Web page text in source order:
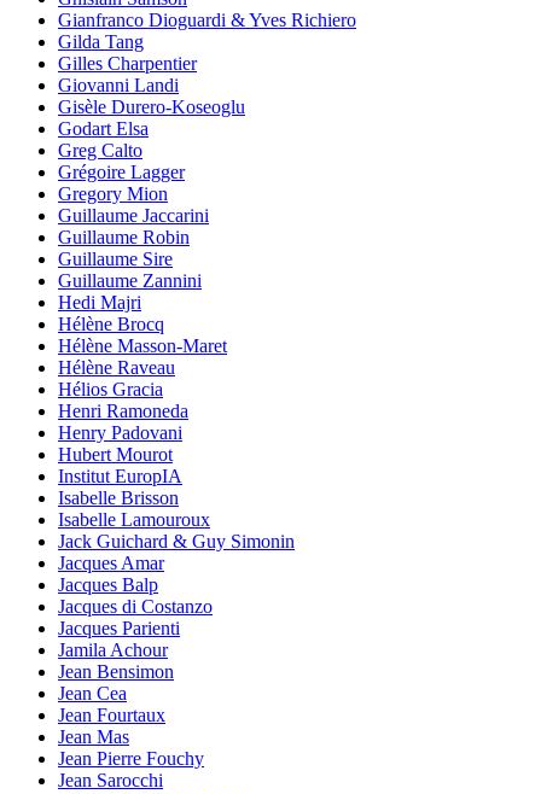
Gianfranco Dioguardi & Yves Richiero
Gilda Tang
Gilles Charpentier
Giovanni Landi
Gisèle Durero-Koseoglu
Godart Elsa
Greg Calto
Grégoire Lagger
Gregory Mion
Guillaume Jaccarini
Guillaume Robin
Guillaume Sire
Guillaume Zannini
Hedi Majri
Hélène Brocq
Hélène Masson-Maret
Hélène Raveau
Hélios Gracia
Henri Ramoneda
Henry Padovani
Hubert Mourot
Institut EuropIA
Isabelle Brisson
Isabelle Lamouroux
Jack Guichard & Guy Simonin
Jacques Amar
Jacques Balp
Jacques di Costanzo
Jacques Parienti
Jamila Achour
Jean Bensimon
Jean Cea
Jean Fourtaux
Jean Mas
Jean Pierre Fouchy
Jean Sarocchi